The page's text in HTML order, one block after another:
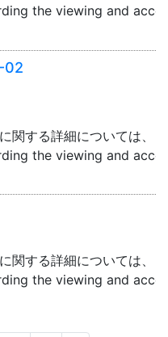
the viewing and
02
関する詳細については、「
the viewing and
関する詳細については、「
the viewing and